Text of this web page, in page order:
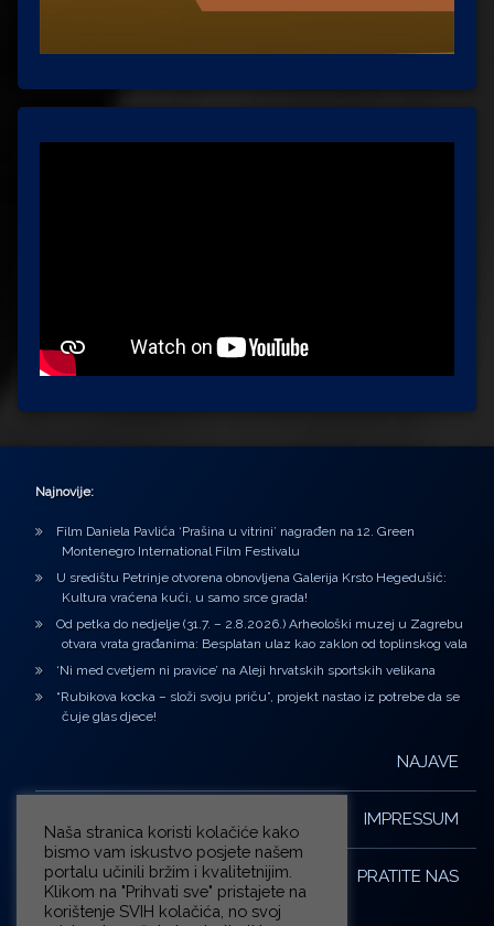
Najnovije:
Film Daniela Pavlića ‘Prašina u vitrini’ nagrađen na 12. Green
Montenegro International Film Festivalu
U središtu Petrinje otvorena obnovljena Galerija Krsto Hegedušić:
Kultura vraćena kući, u samo srce grada!
Od petka do nedjelje (31.7. – 2.8.2026.) Arheološki muzej u Zagrebu
otvara vrata građanima: Besplatan ulaz kao zaklon od toplinskog vala
‘Ni med cvetjem ni pravice’ na Aleji hrvatskih sportskih velikana
“Rubikova kocka – složi svoju priču”, projekt nastao iz potrebe da se
čuje glas djece!
NAJAVE
IMPRESSUM
PRATITE NAS
Naša stranica koristi kolačiće kako
bismo vam iskustvo posjete našem
portalu učinili bržim i kvalitetnijim.
Klikom na "Prihvati sve" pristajete na
korištenje SVIH kolačića, no svoj